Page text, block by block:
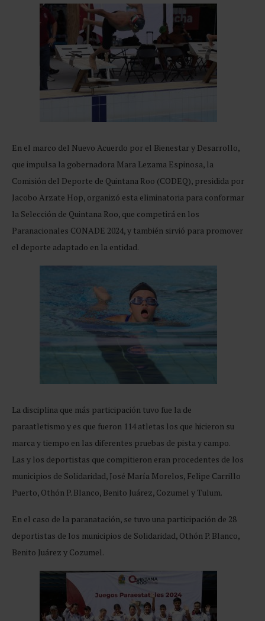
En el marco del Nuevo Acuerdo por el Bienestar y Desarrollo,
que impulsa la gobernadora Mara Lezama Espinosa, la
Comisión del Deporte de Quintana Roo (CODEQ), presidida por
Jacobo Arzate Hop, organizó esta eliminatoria para conformar
la Selección de Quintana Roo, que competirá en los
Paranacionales CONADE 2024, y también sirvió para promover
el deporte adaptado en la entidad.
La disciplina que más participación tuvo fue la de
paraatletismo y es que fueron 114 atletas los que hicieron su
marca y tiempo en las diferentes pruebas de pista y campo.
Las y los deportistas que compitieron eran procedentes de los
municipios de Solidaridad, José María Morelos, Felipe Carrillo
Puerto, Othón P. Blanco, Benito Juárez, Cozumel y Tulum.
En el caso de la paranatación, se tuvo una participación de 28
deportistas de los municipios de Solidaridad, Othón P. Blanco,
Benito Juárez y Cozumel.